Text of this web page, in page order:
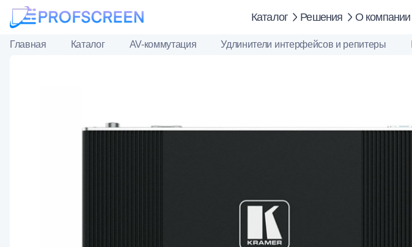
Каталог Решения О компании
Главная Каталог AV-коммутация Удлинители интерфейсов и репитеры